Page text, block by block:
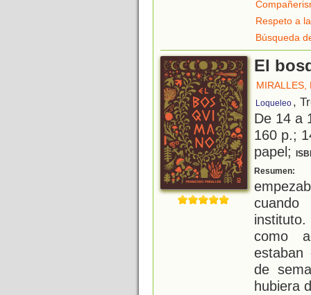
Respeto a
Búsqueda
El
MIRALLES,
Loqueleo ,
De 14 a
160 p.;
papel;
Resumen:
cuando
como
estaban
de
hubiera